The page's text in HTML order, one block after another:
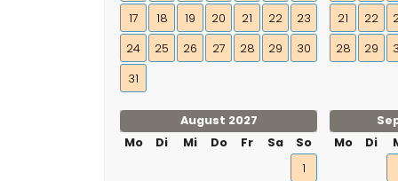
17
18 19 20 21 22
23
24
25 26 27 28 29
30
31
21
22
28
29
August 2027
Mo
Di Mi Do Fr Sa
So
1
Mo
Di